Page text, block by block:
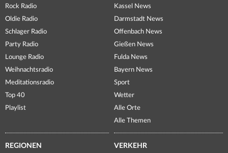
Rock Radio
Oldie Radio
Schlager Radio
Party Radio
Lounge Radio
Weihnachtsradio
Meditationsradio
Top 40
Playlist
Kassel News
Darmstadt News
Offenbach News
Gießen News
Fulda News
Bayern News
Sport
Wetter
Alle Orte
Alle Themen
REGIONEN VERKEHR